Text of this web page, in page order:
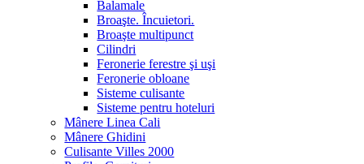
Balamale
Broaşte. Încuietori.
Broaşte multipunct
Cilindri
Feronerie ferestre şi uşi
Feronerie obloane
Sisteme culisante
Sisteme pentru hoteluri
Mânere Linea Cali
Mânere Ghidini
Culisante Villes 2000